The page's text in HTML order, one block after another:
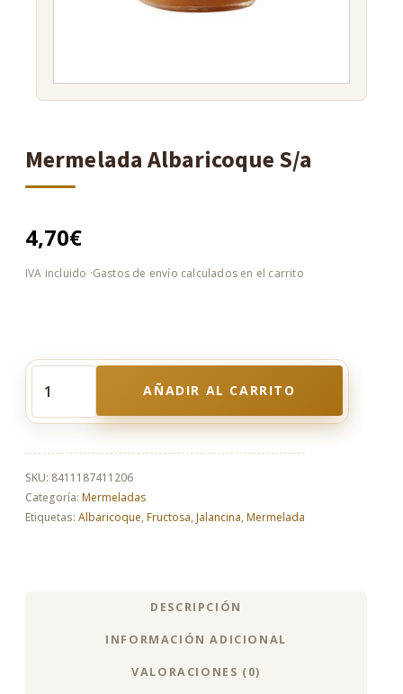
Mermelada Albaricoque S/a
4,70€
Albaricoque
cantidad
AÑADIR AL CARRITO
SKU: 8411187411206
Categoría: Mermeladas
Etiquetas: Albaricoque, Fructosa, Jalancina, Mermelada
DESCRIPCIÓN
INFORMACIÓN ADICIONAL
VALORACIONES (0)